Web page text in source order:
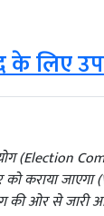
पद के लिए
(Election
कराया
की ओर से जारी